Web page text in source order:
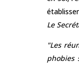
Le
"Les
phobies